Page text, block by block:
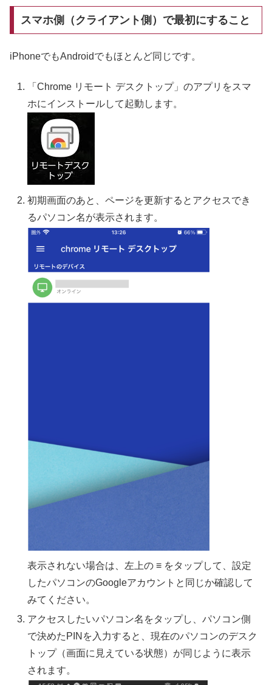
スマホ側（クライアント側）で最初にすること
iPhoneでもAndroidでもほとんど同じです。
「Chrome リモート デスクトップ」のアプリをスマ
ホにインストールして起動します。
初期画面のあと、ページを更新するとアクセスでき
るパソコン名が表示されます。
表示されない場合は、左上の ≡ をタップして、設定
したパソコンのGoogleアカウントと同じか確認して
みてください。
アクセスしたいパソコン名をタップし、パソコン側
で決めたPINを入力すると、現在のパソコンのデスク
トップ（画面に見えている状態）が同じように表示
されます。